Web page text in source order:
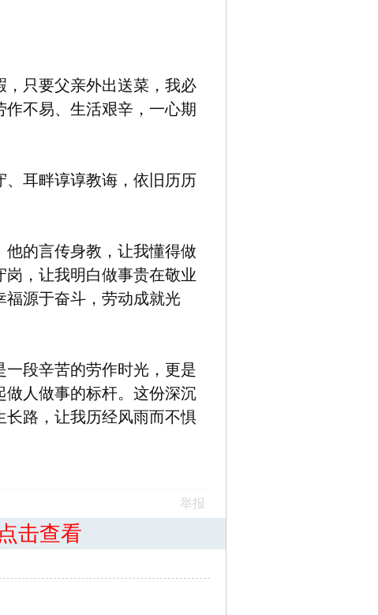
只要父亲外出送菜，我必
不易、生活艰辛，一心期
耳畔谆谆教诲，依旧历历
的言传身教，让我懂得做
岗，让我明白做事贵在敬业
福源于奋斗，劳动成就光
段辛苦的劳作时光，更是
人做事的标杆。这份深沉
路，让我历经风雨而不惧
举报
击查看